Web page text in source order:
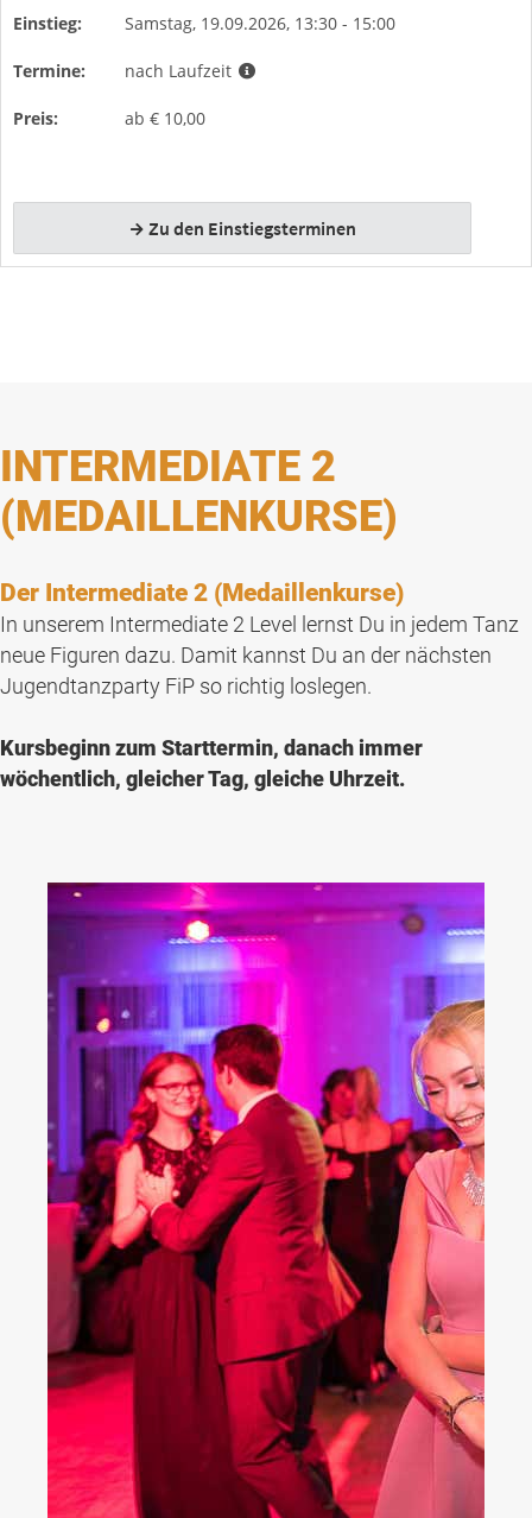
INTERMEDIATE 2
(MEDAILLENKURSE)
Der Intermediate 2 (Medaillenkurse)
In unserem Intermediate 2 Level lernst Du in jedem Tanz
neue Figuren dazu. Damit kannst Du an der nächsten
Jugendtanzparty FiP so richtig loslegen.
Kursbeginn zum Starttermin, danach immer
wöchentlich, gleicher Tag, gleiche Uhrzeit.